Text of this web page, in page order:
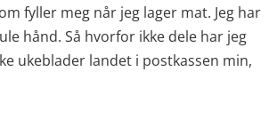
fyller meg når jeg lager mat. Jeg har
hånd. Så hvorfor ikke dele har jeg
ukeblader landet i postkassen min,